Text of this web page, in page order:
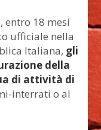
entro 18 mesi
ufficiale nella
Italiana, gli
della
di attività di
interrati o al